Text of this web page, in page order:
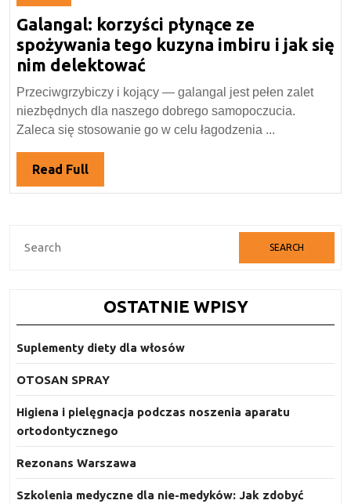
lutego
2022
Galangal: korzyści płynące ze
spożywania tego kuzyna imbiru i jak się
nim delektować
korzyści
płynące
ze
delektować
Przeciwgrzybiczy i kojący — galangal jest pełen zalet
niezbędnych dla naszego dobrego samopoczucia.
Zaleca się stosowanie go w celu łagodzenia ...
Read FullRead
Full
Search
OSTATNIE WPISY
Suplementy diety dla włosów
OTOSAN SPRAY
Higiena i pielęgnacja podczas noszenia aparatu
ortodontycznego
Rezonans Warszawa
Szkolenia medyczne dla nie-medyków: Jak zdobyć